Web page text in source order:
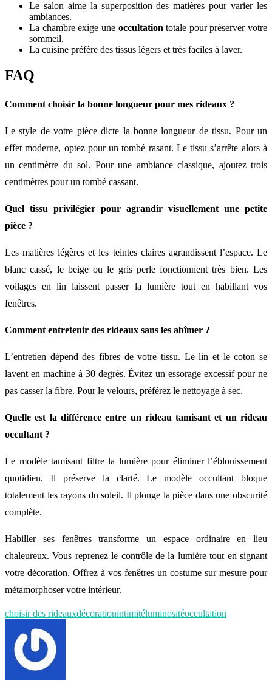
Le salon aime la superposition des matières pour varier les
ambiances.
La chambre exige une occultation totale pour préserver votre
sommeil.
La cuisine préfère des tissus légers et très faciles à laver.
FAQ
Comment choisir la bonne longueur pour mes rideaux ?
Le style de votre pièce dicte la bonne longueur de tissu. Pour un
effet moderne, optez pour un tombé rasant. Le tissu s’arrête alors à
un centimètre du sol. Pour une ambiance classique, ajoutez trois
centimètres pour un tombé cassant.
Quel tissu privilégier pour agrandir visuellement une petite
pièce ?
Les matières légères et les teintes claires agrandissent l’espace. Le
blanc cassé, le beige ou le gris perle fonctionnent très bien. Les
voilages en lin laissent passer la lumière tout en habillant vos
fenêtres.
Comment entretenir des rideaux sans les abîmer ?
L’entretien dépend des fibres de votre tissu. Le lin et le coton se
lavent en machine à 30 degrés. Évitez un essorage excessif pour ne
pas casser la fibre. Pour le velours, préférez le nettoyage à sec.
Quelle est la différence entre un rideau tamisant et un rideau
occultant ?
Le modèle tamisant filtre la lumière pour éliminer l’éblouissement
quotidien. Il préserve la clarté. Le modèle occultant bloque
totalement les rayons du soleil. Il plonge la pièce dans une obscurité
complète.
Habiller ses fenêtres transforme un espace ordinaire en lieu
chaleureux. Vous reprenez le contrôle de la lumière tout en signant
votre décoration. Offrez à vos fenêtres un costume sur mesure pour
métamorphoser votre intérieur.
choisir des rideauxdécorationintimitéluminositéoccultation